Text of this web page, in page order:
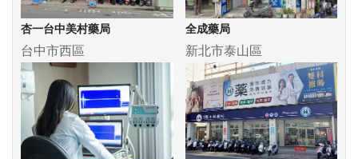
杏一台中美村藥局
台中市西區
全成藥局
新北市泰山區